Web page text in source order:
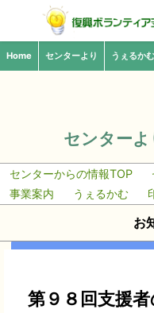
Home センターより うぇるかむ
センターよ
センターからの情報TOP
事業案内
うぇるかむ
お
第９８回支援